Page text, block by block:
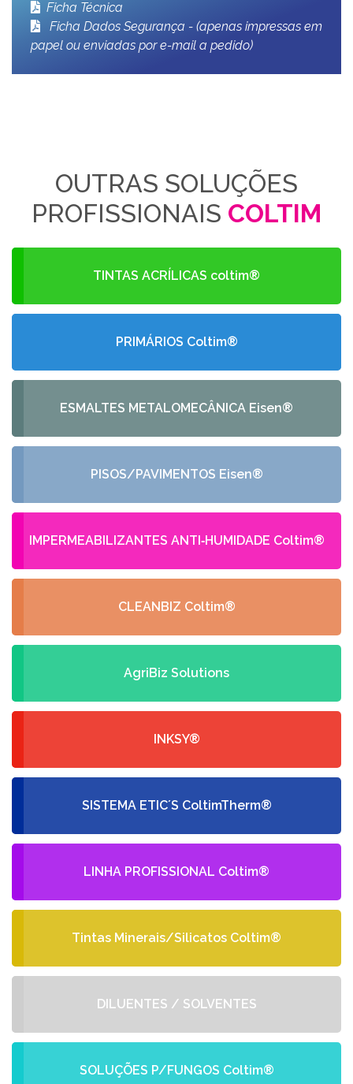
Ficha Técnica
Ficha Dados Segurança - (apenas impressas em
papel ou enviadas por e-mail a pedido)
OUTRAS SOLUÇÕES
PROFISSIONAIS COLTIM
TINTAS ACRÍLICAS coltim®
PRIMÁRIOS Coltim®
ESMALTES METALOMECÂNICA Eisen®
PISOS/PAVIMENTOS Eisen®
IMPERMEABILIZANTES ANTI‑HUMIDADE Coltim®
CLEANBIZ Coltim®
AgriBiz Solutions
INKSY®
SISTEMA ETIC´S ColtimTherm®
LINHA PROFISSIONAL Coltim®
Tintas Minerais/Silicatos Coltim®
DILUENTES / SOLVENTES
SOLUÇÕES P/FUNGOS Coltim®